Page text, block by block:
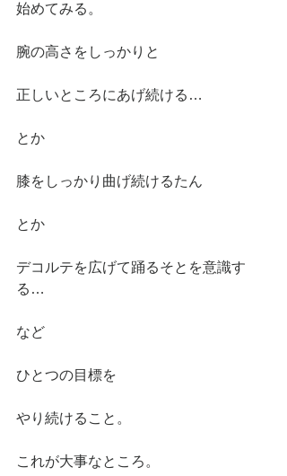
始めてみる。
腕の高さをしっかりと
正しいところにあげ続ける…
とか
膝をしっかり曲げ続けるたん
とか
デコルテを広げて踊るそとを意識す
る…
など
ひとつの目標を
やり続けること。
これが大事なところ。